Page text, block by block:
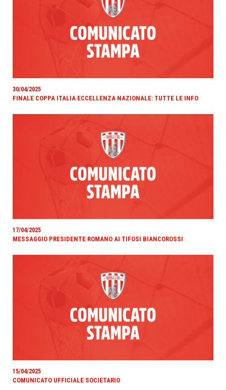
30/04/2025
FINALE COPPA ITALIA ECCELLENZA NAZIONALE: TUTTE LE INFO
17/04/2025
MESSAGGIO PRESIDENTE ROMANO AI TIFOSI BIANCOROSSI
15/04/2025
COMUNICATO UFFICIALE SOCIETARIO